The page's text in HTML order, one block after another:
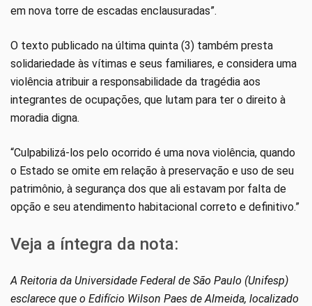
em nova torre de escadas enclausuradas”.
O texto publicado na última quinta (3) também presta
solidariedade às vítimas e seus familiares, e considera uma
violência atribuir a responsabilidade da tragédia aos
integrantes de ocupações, que lutam para ter o direito à
moradia digna.
“Culpabilizá-los pelo ocorrido é uma nova violência, quando
o Estado se omite em relação à preservação e uso de seu
patrimônio, à segurança dos que ali estavam por falta de
opção e seu atendimento habitacional correto e definitivo.”
Veja a íntegra da nota:
A Reitoria da Universidade Federal de São Paulo (Unifesp)
esclarece que o Edifício Wilson Paes de Almeida, localizado